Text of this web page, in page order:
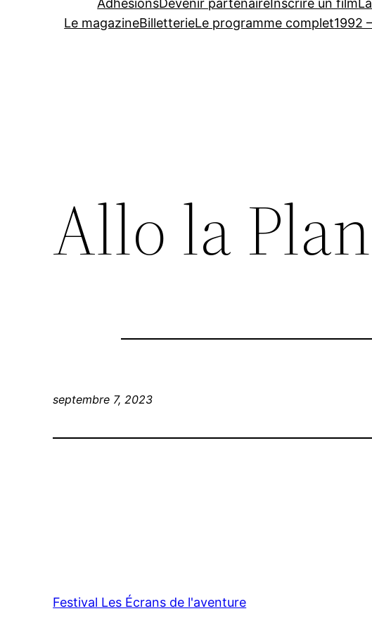
AdhésionsDevenir partenaire Inscrire un film
Le magazineBilletterieLe programme complet1992
Allo la
septembre 7, 2023
Festival Les Écrans de l'aventure